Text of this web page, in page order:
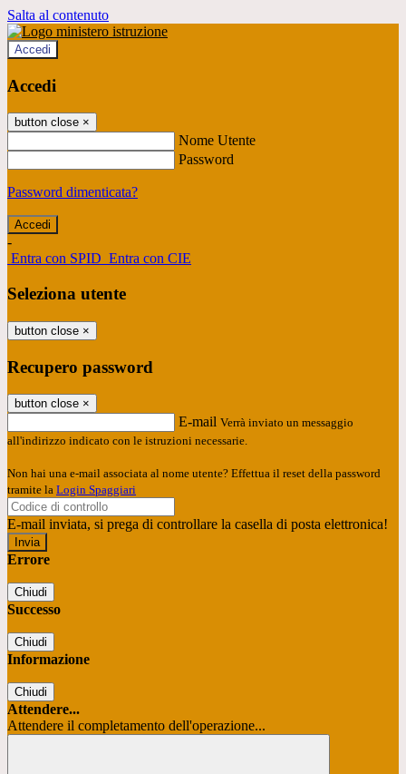
Salta al contenuto
Accedi
Accedi
button close ×
Nome Utente
Password
Password dimenticata?
-
Entra con SPID Entra con CIE
Seleziona utente
button close ×
Recupero password
button close ×
E-mail Verrà inviato un messaggio
all'indirizzo indicato con le istruzioni necessarie.
Non hai una e-mail associata al nome utente? Effettua il reset della password
tramite la Login Spaggiari
E-mail inviata, si prega di controllare la casella di posta elettronica!
Errore
Chiudi
Successo
Chiudi
Informazione
Chiudi
Attendere...
Attendere il completamento dell'operazione...